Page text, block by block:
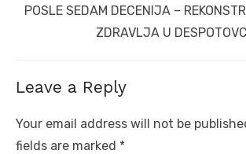
Next
POSLE SEDAM DECENIJA –
ZDRAVLJA U
Leave a Reply
Your email address will not be
fields are marked *